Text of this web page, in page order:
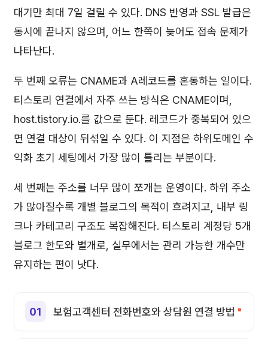
대기만 최대 7일 걸릴 수 있다. DNS 반영과 SSL 발급은
동시에 끝나지 않으며, 어느 한쪽이 늦어도 접속 문제가
나타난다.
두 번째 오류는 CNAME과 A레코드를 혼동하는 일이다.
티스토리 연결에서 자주 쓰는 방식은 CNAME이며,
host.tistory.io.를 값으로 둔다. 레코드가 중복되어 있으
면 연결 대상이 뒤섞일 수 있다. 이 지점은 하위도메인 수
익화 초기 세팅에서 가장 많이 틀리는 부분이다.
세 번째는 주소를 너무 많이 쪼개는 운영이다. 하위 주소
가 많아질수록 개별 블로그의 목적이 흐려지고, 내부 링
크나 카테고리 구조도 복잡해진다. 티스토리 계정당 5개
블로그 한도와 별개로, 실무에서는 관리 가능한 개수만
유지하는 편이 낫다.
보험고객센터 전화번호와 상담원 연결 방법